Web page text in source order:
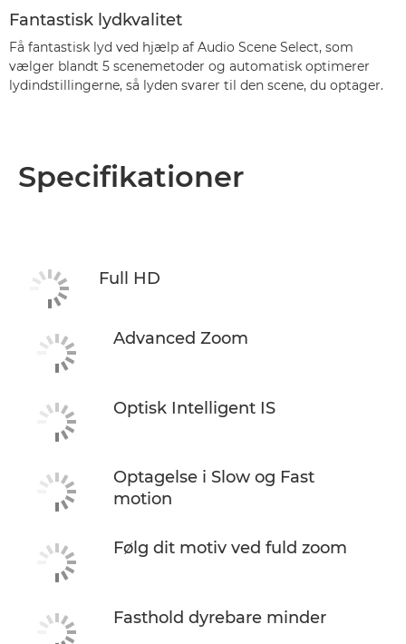
Fantastisk lydkvalitet
Få fantastisk lyd ved hjælp af Audio Scene Select, som
vælger blandt 5 scenemetoder og automatisk optimerer
lydindstillingerne, så lyden svarer til den scene, du optager.
Specifikationer
Full HD
Advanced Zoom
Optisk Intelligent IS
Optagelse i Slow og Fast
motion
Følg dit motiv ved fuld zoom
Fasthold dyrebare minder